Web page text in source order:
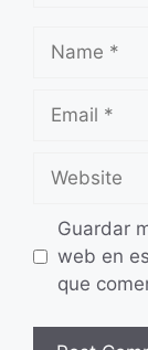
Name
Email
Website
Guardar
web en
que